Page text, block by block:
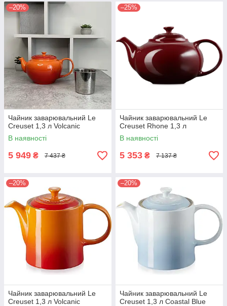
–20%
Чайник заварювальний Le
Creuset 1,3 л Volcanic
В наявності
5 949 ₴ 7 437 ₴
–25%
Чайник заварювальний Le
Creuset Rhone 1,3 л
В наявності
5 353 ₴ 7 137 ₴
–20%
Чайник заварювальний Le
Creuset 1,3 л Volcanic
–20%
Чайник заварювальний Le
Creuset 1,3 л Coastal Blue